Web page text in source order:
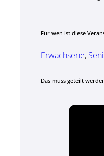
Für wen ist diese
Erwachsene,
Das muss geteilt